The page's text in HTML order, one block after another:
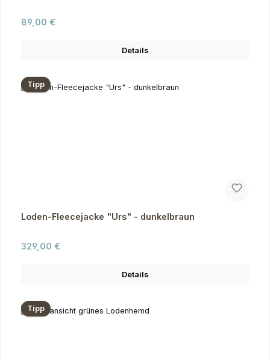
Regulärer Preis:
89,00 €
Details
Tipp
Loden-Fleecejacke "Urs" - dunkelbraun
Regulärer Preis:
329,00 €
Details
Tipp